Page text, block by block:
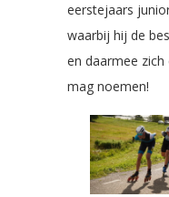
eerstejaars
waarbij hij de
en daarmee zich
mag noemen!